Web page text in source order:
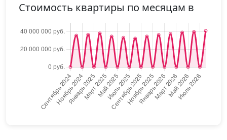
Стоимость квартиры по месяцам в